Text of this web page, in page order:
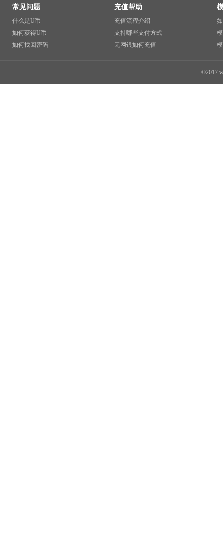
常见问题
什么是U币
如何获得U币
如何找回密码
充值帮助
充值流程介绍
支持哪些支付方式
无网银如何充值
©2017